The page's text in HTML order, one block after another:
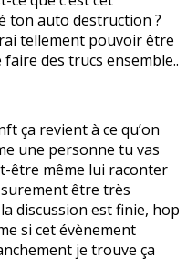
ton auto destruction ?
tellement pouvoir être
des trucs ensemble..
ça revient à ce qu’on
une personne tu vas
être même lui raconter
être très
discussion est finie, hop
si cet évènement
je trouve ça